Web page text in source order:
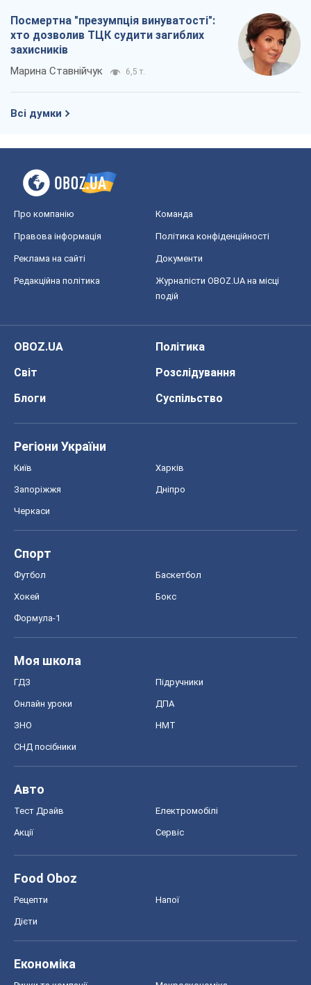
Посмертна "презумпція винуватості":
хто дозволив ТЦК судити загиблих
захисників
Марина Ставнійчук 6,5 т.
Всі думки
Про компанію Команда
Правова інформація Політика конфіденційності
Реклама на сайті Документи
Редакційна політика
Журналісти OBOZ.UA на місці
подій
OBOZ.UA
Політика
Світ
Розслідування
Блоги
Суспільство
Регіони України
Київ Харків
Запоріжжя Дніпро
Черкаси
Спорт
Футбол Баскетбол
Хокей Бокс
Формула-1
Моя школа
ГДЗ Підручники
Онлайн уроки ДПА
ЗНО НМТ
СНД посібники
Авто
Тест Драйв Електромобілі
Акції Сервіс
Food Oboz
Рецепти Напої
Дієти
Економіка